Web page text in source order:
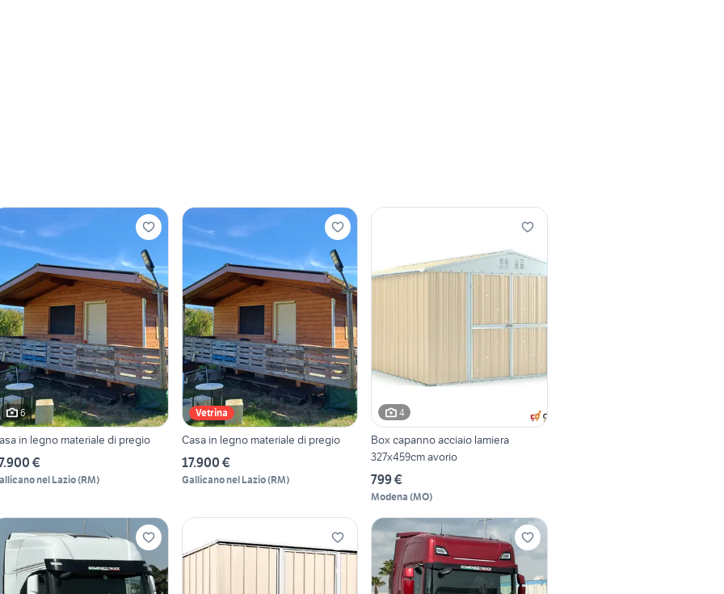
6
in legno materiale di pregio
€
nel Lazio(RM)
Vetrina
Casa in legno materiale di pregio
17.900 €
Gallicano nel Lazio(RM)
4
Box capanno acciaio lamiera
327x459cm avorio
799 €
Modena (MO)